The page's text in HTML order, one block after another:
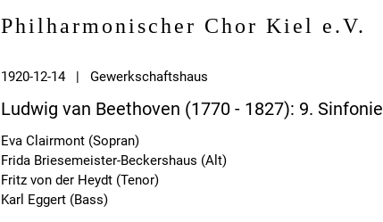
Philharmonischer Chor Kiel e.V.
1920-12-14 | Gewerkschaftshaus
Ludwig van Beethoven (1770 - 1827): 9. Sinfonie
Eva Clairmont (Sopran)
Frida Briesemeister-Beckershaus (Alt)
Fritz von der Heydt (Tenor)
Karl Eggert (Bass)